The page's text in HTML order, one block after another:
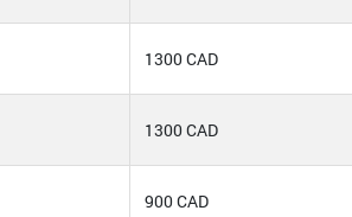
1300 CAD
1300 CAD
900 CAD